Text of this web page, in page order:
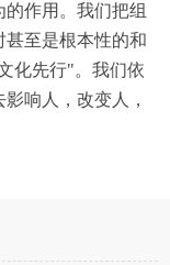
作用。我们把组
至是根本性的和
化先行"。我们依
响人，改变人，